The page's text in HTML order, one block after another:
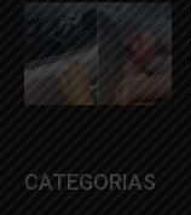
CATEGORIAS